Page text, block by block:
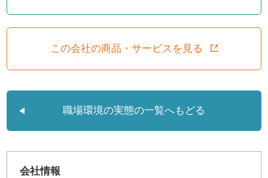
この会社の商品・サービスを見る
職場環境の実態の一覧へもどる
会社情報